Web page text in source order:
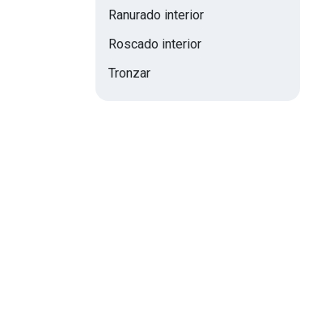
Ranurado interior
Roscado interior
Tronzar